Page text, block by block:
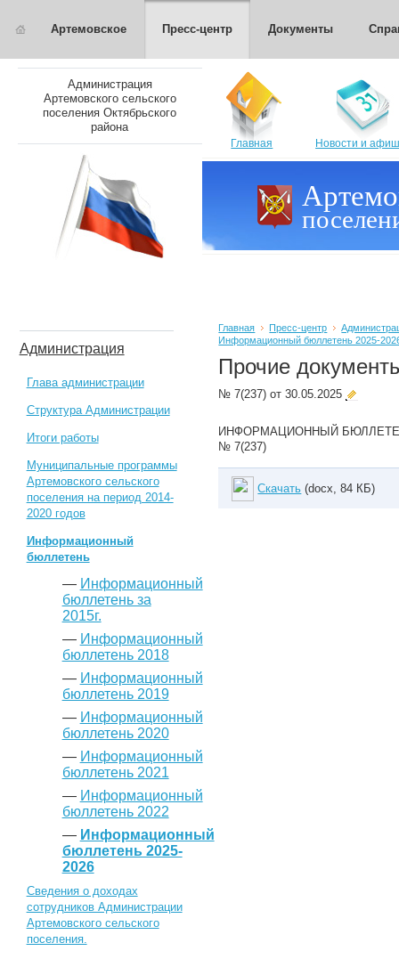
Артемовское Пресс-центр Документы
Администрация
Артемовского сельского
поселения Октябрьского
района
Главная Новости и
Администрация
Глава администрации
Структура Администрации
Итоги работы
Муниципальные программы
Артемовского сельского
поселения на период 2014-
2020 годов
Информационный
бюллетень
— Информационный
бюллетень за
2015г.
— Информационный
бюллетень 2018
— Информационный
бюллетень 2019
— Информационный
бюллетень 2020
— Информационный
бюллетень 2021
— Информационный
бюллетень 2022
— Информационный
бюллетень 2025-
2026
Сведения о доходах
сотрудников Администрации
Артемовского сельского
поселения.
Главная Пресс-центр
Информационный бюллетень 2025-
Прочие
№ 7(237) от 30.05.2025
ИНФОРМАЦИОННЫЙ БЮЛЛЕТЕНЬ
№ 7(237)
Скачать (docx, 84 КБ)